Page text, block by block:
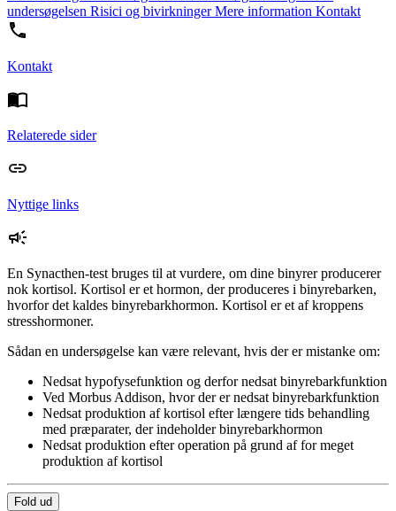
undersøgelsen Risici og bivirkningerMere information Kontakt
Kontakt
Relaterede sider
Nyttige links
En Synacthen-test bruges til at vurdere, om dine binyrer producerer
nok kortisol. Kortisol er et hormon, der produceres i binyrebarken,
hvorfor det kaldes binyrebarkhormon. Kortisol er et af kroppens
stresshormoner.
Sådan en undersøgelse kan være relevant, hvis der er mistanke om:
Nedsat hypofysefunktion og derfor nedsat binyrebarkfunktion
Ved Morbus Addison, hvor der er nedsat binyrebarkfunktion
Nedsat produktion af kortisol efter længere tids behandling
med præparater, der indeholder binyrebarkhormon
Nedsat produktion efter operation på grund af for meget
produktion af kortisol
Fold ud